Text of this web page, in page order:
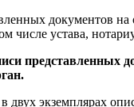
документов на
числе устава,
представленных
двух экземплярах